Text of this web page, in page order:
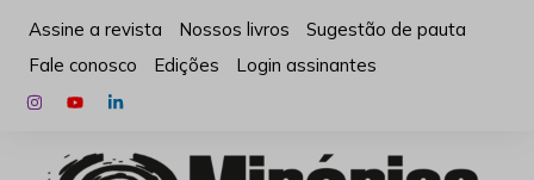
para
conteúdo
Assine a revista Nossos livros
Sugestão de pauta
Fale conosco
Edições Login assinantes